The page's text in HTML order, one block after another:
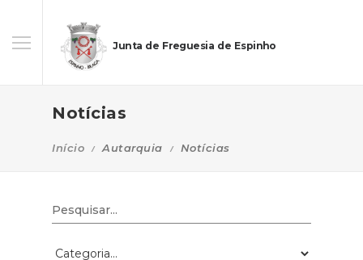
Junta de Freguesia de Espinho
Notícias
Início Autarquia Notícias